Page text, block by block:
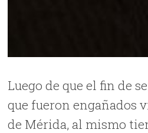
Luego de que el fin de
que fueron engañados
de Mérida, al mismo